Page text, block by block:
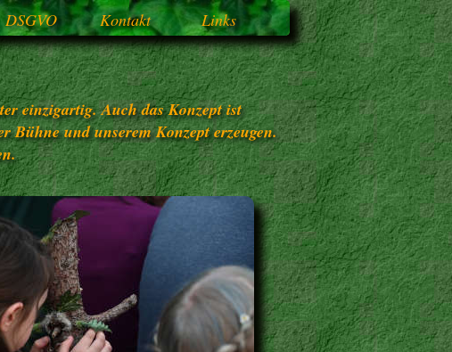
DSGVO Kontakt Links
einzigartig. Auch das Konzept ist
und unserem Konzept erzeugen.